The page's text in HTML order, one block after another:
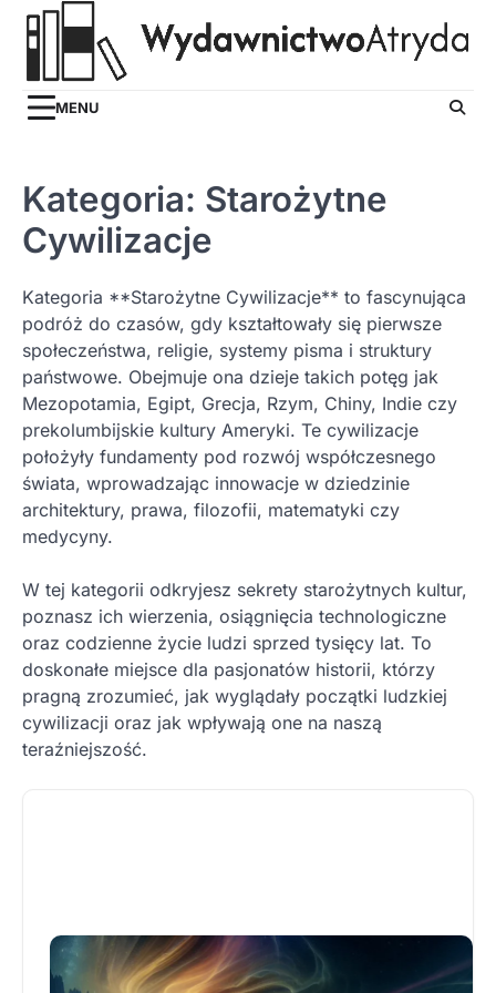
Skip
MENU
Kategoria: Starożytne
Cywilizacje
Kategoria **Starożytne Cywilizacje** to fascynująca
podróż do czasów, gdy kształtowały się pierwsze
społeczeństwa, religie, systemy pisma i struktury
państwowe. Obejmuje ona dzieje takich potęg jak
Mezopotamia, Egipt, Grecja, Rzym, Chiny, Indie czy
prekolumbijskie kultury Ameryki. Te cywilizacje
położyły fundamenty pod rozwój współczesnego
świata, wprowadzając innowacje w dziedzinie
architektury, prawa, filozofii, matematyki czy
medycyny.
W tej kategorii odkryjesz sekrety starożytnych kultur,
poznasz ich wierzenia, osiągnięcia technologiczne
oraz codzienne życie ludzi sprzed tysięcy lat. To
doskonałe miejsce dla pasjonatów historii, którzy
pragną zrozumieć, jak wyglądały początki ludzkiej
cywilizacji oraz jak wpływają one na naszą
teraźniejszość.